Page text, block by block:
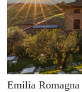
Emilia Romagna